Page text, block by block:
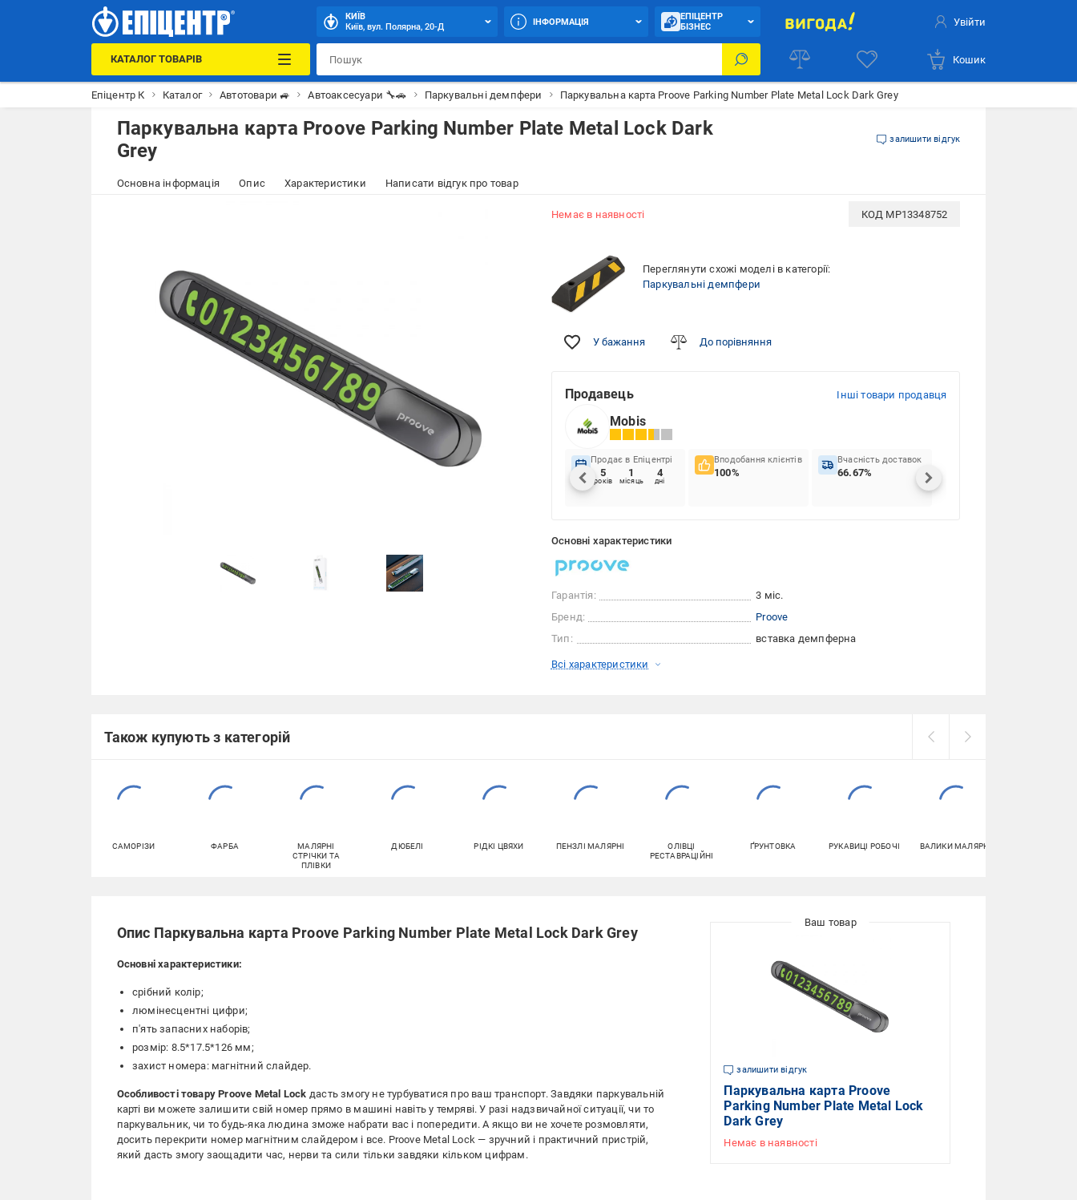
КИЇВ
Київ, вул. Полярна, 20-Д
ІНФОРМАЦІЯ
ЕПІЦЕНТР
БІЗНЕС
Увійти
КАТАЛОГ ТОВАРІВ Кошик
Епіцентр К Каталог Автотовари 🚙 Автоаксесуари 🔧🚗 Паркувальні демпфери Паркувальна карта Proove Parking Number Plate Metal Lock Dark Grey
Паркувальна карта Proove Parking Number Plate Metal Lock Dark
Grey
залишити відгук
Основна інформація Опис Характеристики Написати відгук про товар
Немає в наявності КОД MP13348752
Переглянути схожі моделі в категорії:
Паркувальні демпфери
У бажання До порівняння
Продавець Інші товари продавця
Mobis
Продає в Епіцентрі
5
років
1
місяць
4
дні
Вподобання клієнтів
100%
Вчасність доставок
66.67%
Основні характеристики
Гарантія:
3 міс.
Бренд:
Proove
Тип:
вставка демпферна
Всі характеристики
Також купують з категорій
САМОРІЗИ ФАРБА
МАЛЯРНІ
СТРІЧКИ ТА
ПЛІВКИ
ДЮБЕЛІ РІДКІ ЦВЯХИ ПЕНЗЛІ МАЛЯРНІ
ОЛІВЦІ
РЕСТАВРАЦІЙНІ
ҐРУНТОВКА РУКАВИЦІ РОБОЧІ ВАЛИКИ МАЛЯРНІ
Опис Паркувальна карта Proove Parking Number Plate Metal Lock Dark Grey
Основні характеристики:
срібний колір;
люмінесцентні цифри;
п'ять запасних наборів;
розмір: 8.5*17.5*126 мм;
захист номера: магнітний слайдер.
Особливості товару Proove Metal Lock дасть змогу не турбуватися про ваш транспорт. Завдяки паркувальній
карті ви можете залишити свій номер прямо в машині навіть у темряві. У разі надзвичайної ситуації, чи то
паркувальник, чи то будь-яка людина зможе набрати вас і попередити. А якщо ви не хочете розмовляти,
досить перекрити номер магнітним слайдером і все. Proove Metal Lock — зручний і практичний пристрій,
який дасть змогу заощадити час, нерви та сили тільки завдяки кільком цифрам.
залишити відгук
Паркувальна карта Proove
Parking Number Plate Metal Lock
Dark Grey
Немає в наявності